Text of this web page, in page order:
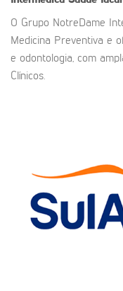
O Grupo NotreDame
Medicina Preventiva e
e odontologia, com
Clínicos.